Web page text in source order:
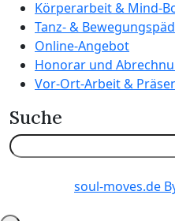
Körperarbeit & Mind-
Tanz- &
Online-Angebot
Honorar und
Vor-Ort-Arbeit &
Suche
Suchen
soul-moves.de